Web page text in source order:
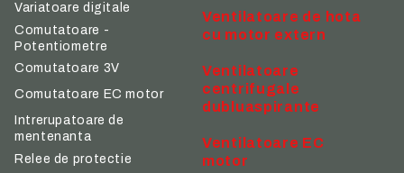
Variatoare digitale
Comutatoare -
Potentiometre
Comutatoare 3V
Comutatoare EC motor
Intrerupatoare de
mentenanta
Relee de protectie
Ventilatoare de hota
cu motor extern
Ventilatoare
centrifugale
dubluaspirante
Ventilatoare EC
motor